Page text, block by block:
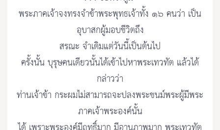
พระภาคเจ้าจงทรงจำข้าพระพุทธเจ้าทั้ง ๑๖ คนว่า เป็น
อุบาสกผู้มอบชีวิตถึง
สรณะ จำเดิมแต่วันนี้เป็นต้นไป
ครั้งนั้น บุรุษคนเดียวนั้นได้เข้าไปหาพระเทวทัต แล้วได้
กล่าวว่า
ท่านเจ้าข้า กระผมไม่สามารถจะปลงพระชนม์พระผู้มีพระ
ภาคเจ้าพระองค์นั้น